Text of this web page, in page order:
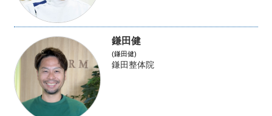
鎌田健
(鎌田健)
鎌田整体院